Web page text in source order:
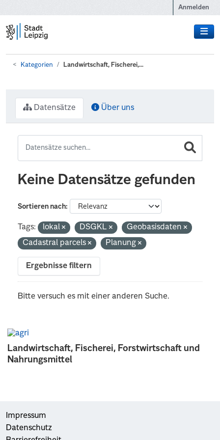
Anmelden
Kategorien Landwirtschaft, Fischerei,...
Landwirtschaft, Fischerei, Forstwirtschaft und
Nahrungsmittel
Datensätze Über uns
Keine Datensätze gefunden
Sortieren nach
Tags: lokal DSGKL
Geobasisdaten
Cadastral parcels
Planung
Ergebnisse filtern
Bitte versuch es mit einer anderen Suche.
Impressum
Datenschutz